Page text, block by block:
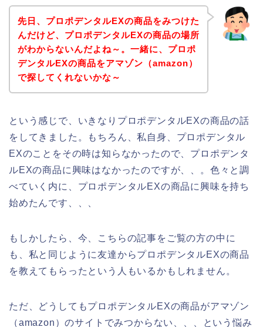
先日、プロポデンタルEXの商品をみつけた
んだけど、プロポデンタルEXの商品の場所
がわからないんだよね～。一緒に、プロポ
デンタルEXの商品をアマゾン（amazon）
で探してくれないかな～
という感じで、いきなりプロポデンタルEXの商品の話
をしてきました。もちろん、私自身、プロポデンタル
EXのことをその時は知らなかったので、プロポデンタ
ルEXの商品に興味はなかったのですが、、。色々と調
べていく内に、プロポデンタルEXの商品に興味を持ち
始めたんです、、、
もしかしたら、今、こちらの記事をご覧の方の中に
も、私と同じように友達からプロポデンタルEXの商品
を教えてもらったという人もいるかもしれません。
ただ、どうしてもプロポデンタルEXの商品がアマゾン
（amazon）のサイトでみつからない、、、という悩み